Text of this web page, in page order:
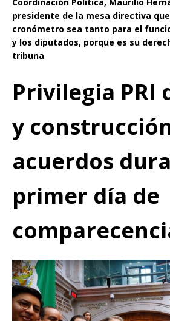
presidente de la mesa directiva
cronómetro sea tanto para el
y los diputados, porque es su
tribuna.
Privilegia PRI
y
acuerdos
primer día de